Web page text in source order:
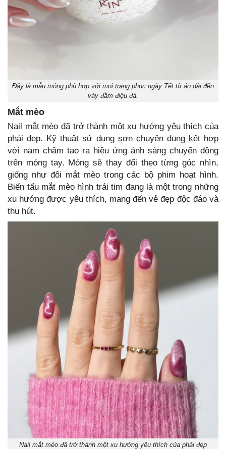
Đây là mẫu móng phù hợp với mọi trang phục ngày Tết từ áo dài đến
váy đầm điệu đà.
Mắt mèo
Nail mắt mèo đã trở thành một xu hướng yêu thích của
phái đẹp. Kỹ thuật sử dụng sơn chuyên dụng kết hợp
với nam châm tạo ra hiệu ứng ánh sáng chuyển động
trên móng tay. Móng sẽ thay đổi theo từng góc nhìn,
giống như đôi mắt mèo trong các bộ phim hoạt hình.
Biến tấu mắt mèo hình trái tim đang là một trong những
xu hướng được yêu thích, mang đến vẻ đẹp độc đáo và
thu hút.
Nail mắt mèo đã trở thành một xu hướng yêu thích của phái đẹp